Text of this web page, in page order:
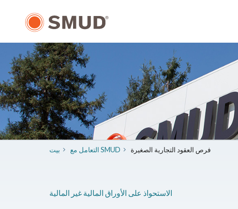
المحتوى
بيت التعامل مع SMUD فرص العقود التجارية الصغيرة
الاستحواذ على الأوراق المالية غير المالية